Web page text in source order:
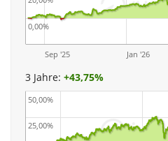
Sep '25 Jan '26
0,00%
3 Jahre: +43,75%
25,00%
50,00%